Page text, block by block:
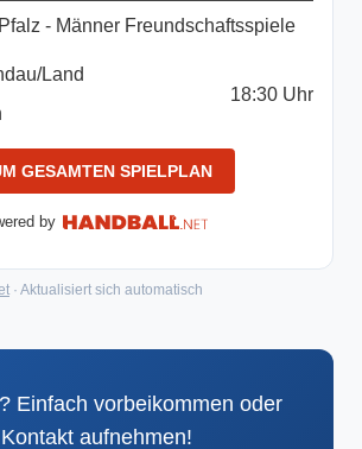
- Männer Freundschaftsspiele
Land
18:30 Uhr
GESAMTEN SPIELPLAN
by
· Aktualisiert sich automatisch
Einfach vorbeikommen oder
Kontakt aufnehmen!